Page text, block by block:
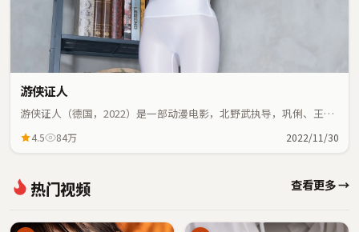
游侠证人
游侠证人（德国，2022）是一部动漫电影，北野武执导，巩俐、王景
4.5 84万 2022/11/30
热门视频 查看更多 →
潮
边
线
97
壁